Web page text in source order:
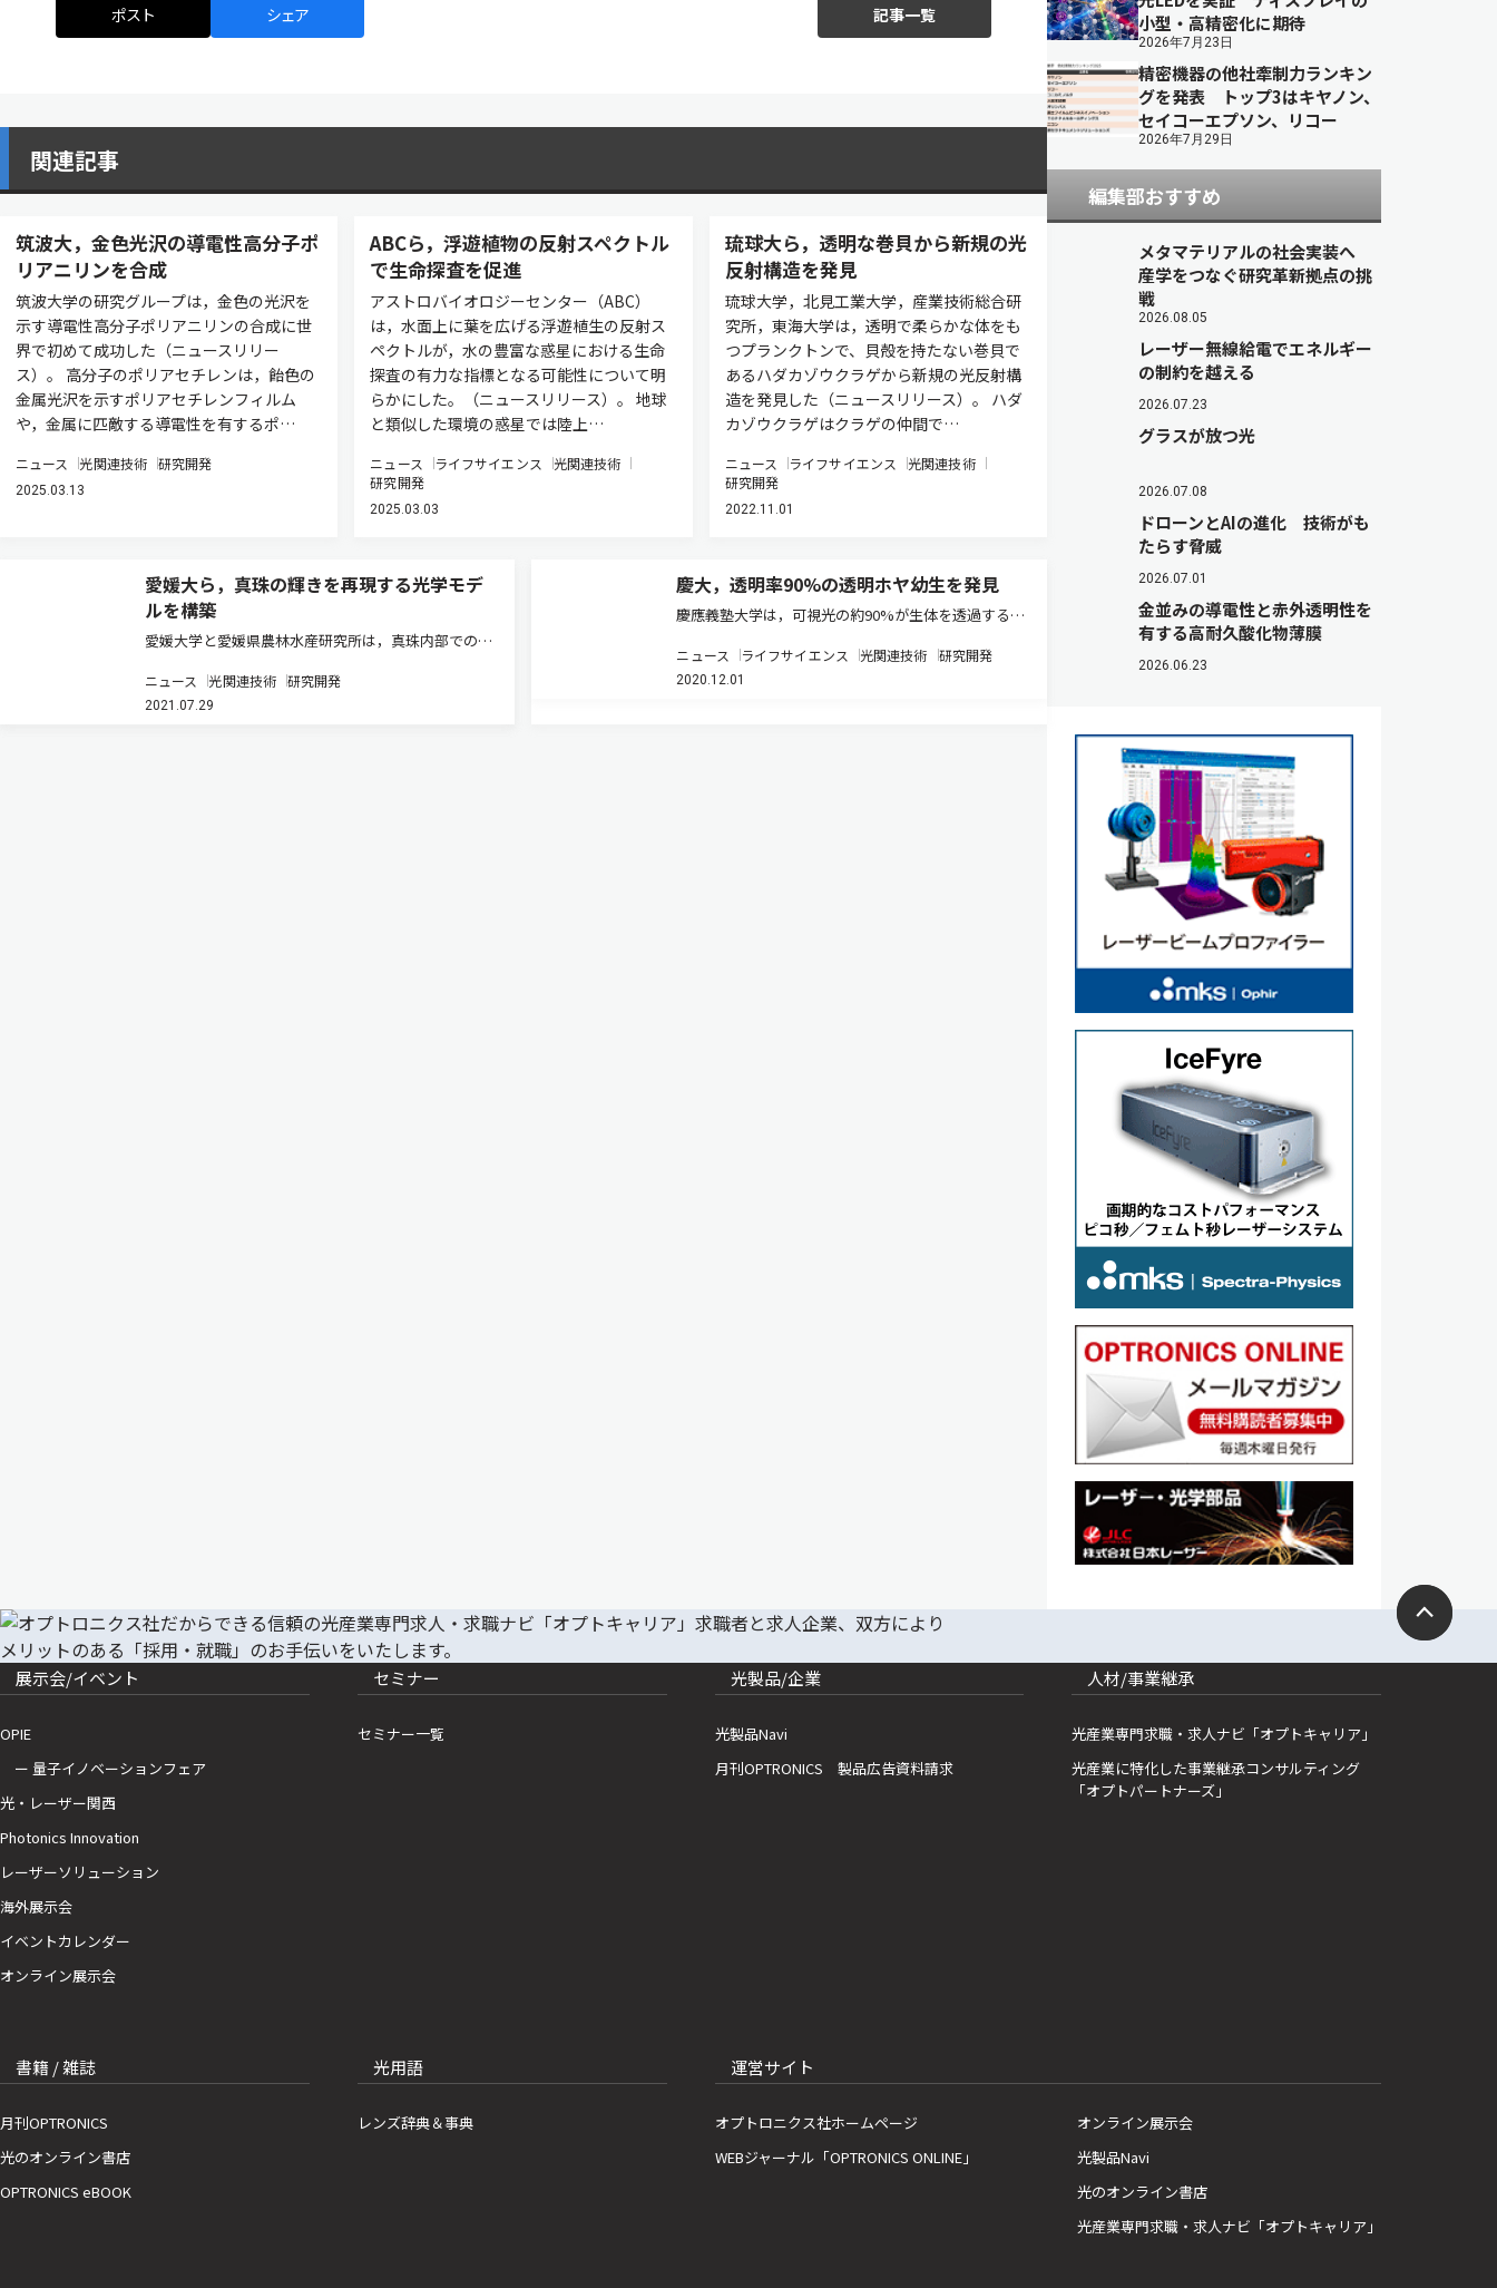
ポスト シェア 記事一覧
関連記事
筑波大，金色光沢の導電性高分子ポ
リアニリンを合成
筑波大学の研究グループは，金色の光沢を
示す導電性高分子ポリアニリンの合成に世
界で初めて成功した（ニュースリリー
ス）。 高分子のポリアセチレンは，飴⾊の
⾦属光沢を⽰すポリアセチレンフィルム
や，⾦属に匹敵する導電性を有するポ…
ニュース 光関連技術 研究開発
2025.03.13
ABCら，浮遊植物の反射スペクトル
で生命探査を促進
アストロバイオロジーセンター（ABC）
は，水面上に葉を広げる浮遊植生の反射ス
ペクトルが，水の豊富な惑星における生命
探査の有力な指標となる可能性について明
らかにした。（ニュースリリース）。 地球
と類似した環境の惑星では陸上…
ニュース ライフサイエンス
光関連技術
研究開発
2025.03.03
琉球大ら，透明な巻貝から新規の光
反射構造を発見
琉球大学，北見工業大学，産業技術総合研
究所，東海大学は，透明で柔らかな体をも
つプランクトンで、貝殻を持たない巻貝で
あるハダカゾウクラゲから新規の光反射構
造を発見した（ニュースリリース）。 ハダ
カゾウクラゲはクラゲの仲間で…
ニュース ライフサイエンス
光関連技術
研究開発
2022.11.01
愛媛大ら，真珠の輝きを再現する光学モデ
ルを構築
愛媛大学と愛媛県農林水産研究所は，真珠内部での光
築し，真珠の輝きを生み出す干渉色を光学計算により
再現する技術を新たに開発した（ニュースリリー
ニュース 光関連技術 研究開発
2021.07.29
慶大，透明率90%の透明ホヤ幼生を発見
慶應義塾大学は，可視光の約90%が生体を透過する，
ス）。 多くの海洋生物は非常に透明であることが知ら
れている。生物の透明性は，一般的に捕食者からの回
ニュース ライフサイエンス 光関連技術 研究開発
2020.12.01
小型・高精密化に期待
2026年7月23日
精密機器の他社牽制力ランキン
グを発表 トップ3はキヤノン、
セイコーエプソン、リコー
2026年7月29日
編集部おすすめ
メタマテリアルの社会実装へ
産学をつなぐ研究革新拠点の挑
戦
2026.08.05
レーザー無線給電でエネルギー
の制約を越える
2026.07.23
グラスが放つ光
2026.07.08
ドローンとAIの進化 技術がも
たらす脅威
2026.07.01
金並みの導電性と赤外透明性を
有する高耐久酸化物薄膜
2026.06.23
展示会/イベント
OPIE
ー 量子イノベーションフェア
光・レーザー関西
Photonics Innovation
レーザーソリューション
海外展示会
イベントカレンダー
オンライン展示会
セミナー
セミナー一覧
光製品/企業
光製品Navi
月刊OPTRONICS 製品広告資料請求
人材/事業継承
光産業専門求職・求人ナビ「オプトキャリア」
光産業に特化した事業継承コンサルティング
「オプトパートナーズ」
書籍 / 雑誌
月刊OPTRONICS
光のオンライン書店
OPTRONICS eBOOK
光用語
レンズ辞典＆事典
運営サイト
オプトロニクス社ホームページ
WEBジャーナル「OPTRONICS ONLINE」
オンライン展示会
光製品Navi
光のオンライン書店
光産業専門求職・求人ナビ「オプトキャリア」